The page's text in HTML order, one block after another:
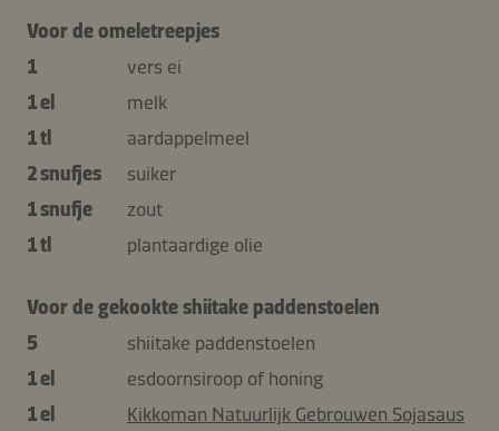
Voor de omeletreepjes
1
vers ei
1 el
melk
1 tl
aardappelmeel
2 snufjes
suiker
1 snufje
zout
1 tl
plantaardige olie
Voor de gekookte shiitake paddenstoelen
5
shiitake paddenstoelen
1 el
esdoornsiroop of honing
1 el
Kikkoman Natuurlijk Gebrouwen Sojasaus